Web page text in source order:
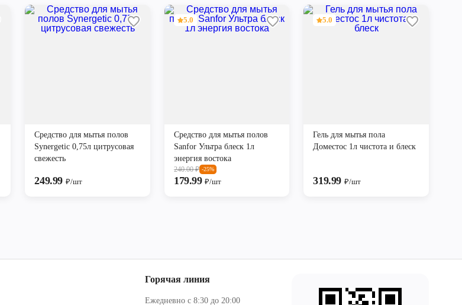
Средство для мытья полов
Synergetic 0,75л цитрусовая
свежесть
249.99 ₽/шт
5.0
Средство для мытья полов
Sanfor Ультра блеск 1л
энергия востока
240.00₽ -25%
179.99₽/шт
5.0
Гель для мытья пола
Доместос 1л чистота и блеск
319.99 ₽/шт
Горячая линия
Ежедневно с 8:30 до 20:00